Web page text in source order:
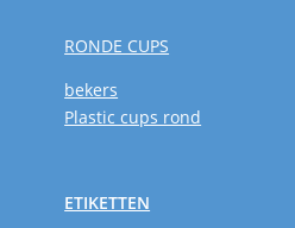
RONDE CUPS
bekers
Plastic cups rond
ETIKETTEN